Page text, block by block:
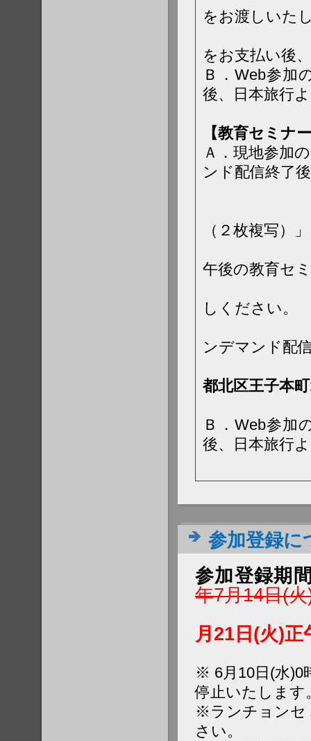
をお渡しいた
をお支払い後
Ｂ．Web参加
後、日本旅行
【教育セミナ
Ａ．現地参加
ンド配信終了
（２枚複写）
午後の教育セ
しください。
ンデマンド配
都北区王子本
Ｂ．Web参加
後、日本旅行
参加登録に
参加登録期
年7月14日(
月21日(火)正
※ 6月10日(水)0
停止いたします
※ランチョンセ
さい。